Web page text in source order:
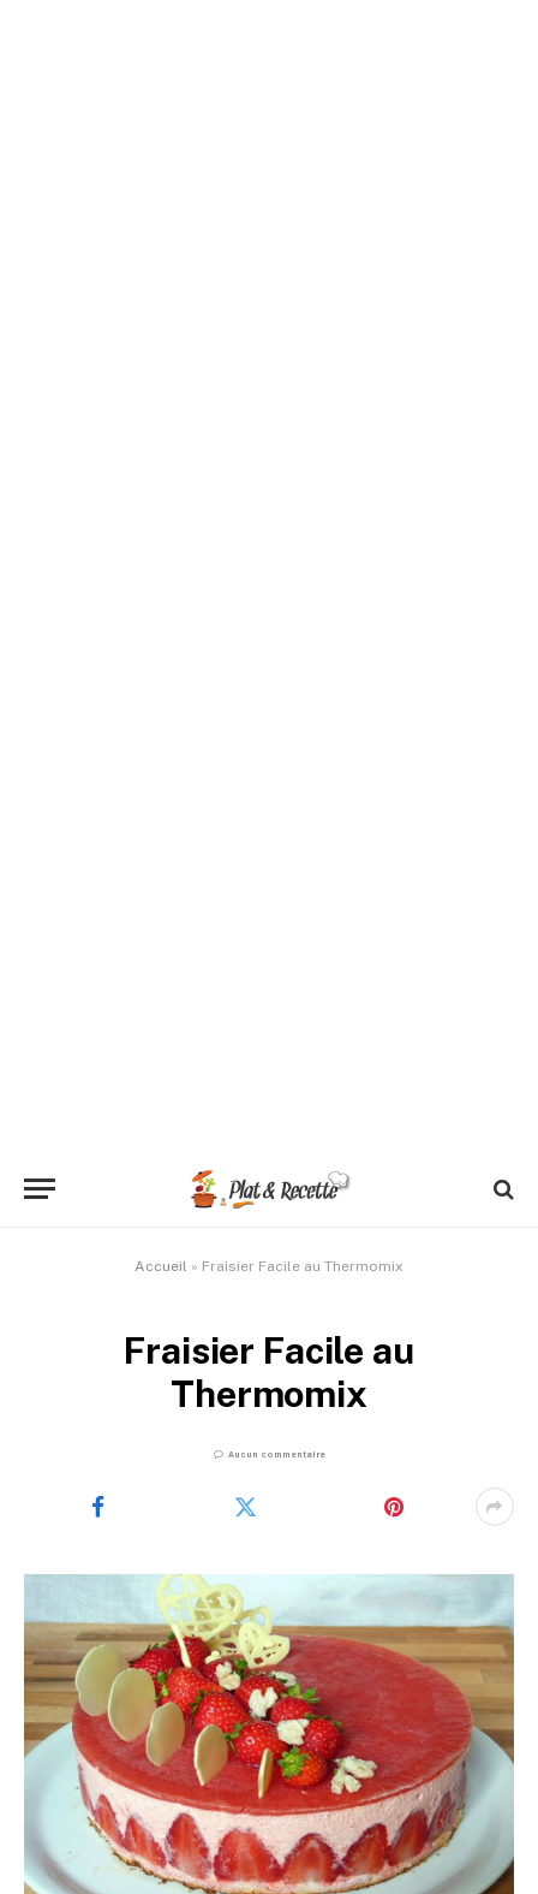
Accueil » Fraisier Facile au Thermomix
Fraisier Facile au
Thermomix
Aucun commentaire